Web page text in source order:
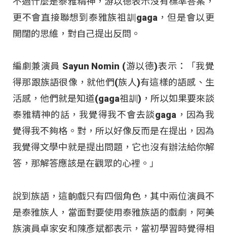
更不會直接聯想到泰雅族祖訓gaga，但是會以更
開闊的思維，對自己提出反問。
編劇兼演員 Sayun Nomin (游以德)表示：「我覺
得那跟族語很像，就他們(族人)有這樣的語感、生
活感，他們就是知道(gaga祖訓)，所以如果要來談
泰雅精神的話，我覺得我不會去談gaga，因為我
覺得我不夠格。對，所以好像反而是在提出，因為
我覺得文學中就是提出問題，它也沒有辦法給你解
答，那解答應該是在觀眾的心裡。」
說到族語，這齣戲只有四個角色，其中兩位演員不
是泰雅族人，當面對要使用泰雅族語的戲劇，阿美
族演員卓家安和陳彥斌都表示，當初學習時覺得相